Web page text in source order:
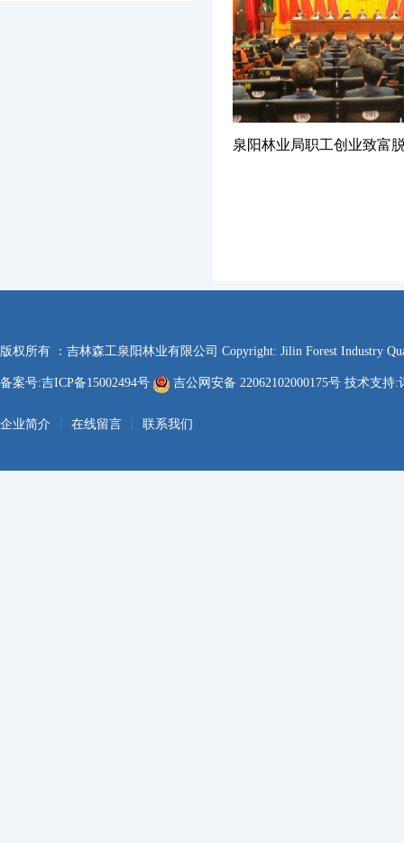
版权所有 ：吉林森工泉阳林业有限公司 Copyright: Jilin Forest Industry
备案号:吉ICP备15002494号 吉公网安备 22062102000175号 技术支持:
企业简介 在线留言 联系我们